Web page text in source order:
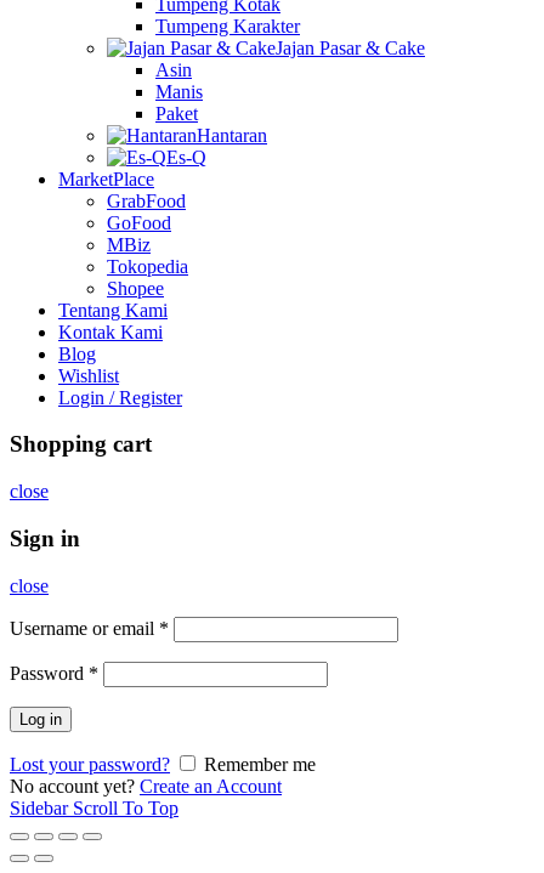
Tumpeng Karakter
Jajan Pasar & Cake
Asin
Manis
Paket
Hantaran
Es-Q
MarketPlace
GrabFood
GoFood
MBiz
Tokopedia
Shopee
Tentang Kami
Kontak Kami
Blog
Wishlist
Login / Register
Shopping cart
close
Sign in
close
Username or email *
Password *
Log in
Lost your password?
Remember me
No account yet? Create an Account
Sidebar Scroll To Top